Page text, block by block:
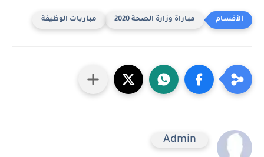
مباراة وزارة الصحة 2020 مباريات الوظيفة
Admin